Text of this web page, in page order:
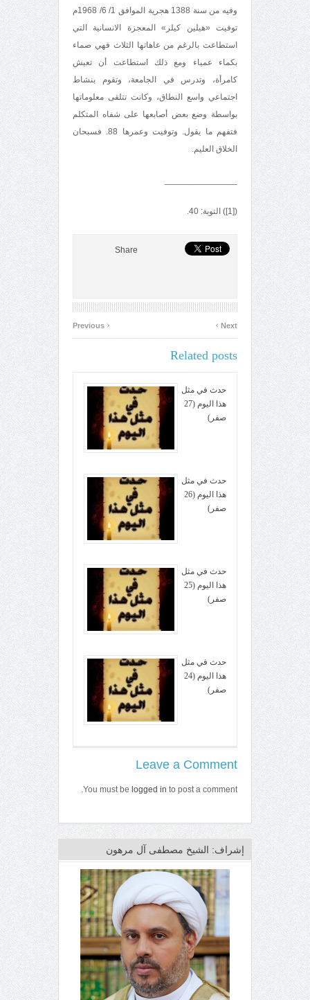
وفيه من سنة 1388 هجرية الموافق 1/ 6/ 1968م
توفيت «هيلين كيلر» المعجزة الانسانية التي
استطاعت بالرغم من عاهاتها الثلاث فهي صماء
بكماء عمياء ومع ذلك استطاعت أن تعيش
كامرأة، وتدرس في الجامعة، وتقوم بنشاط
اجتماعي واسع النطاق، وكانت تتلقى معلوماتها
بواسطة وضع بعض أصابعها على شفاه المتكلم
فتفهم ما يقول. وتوفيت وعمرها 88. فسبحان
الخلاق العليم.
([1]) التوبة: 40.
Share
‹ Next
›
Related posts
حدث في مثل
هذا اليوم (27
صفر)
حدث في مثل
هذا اليوم (26
صفر)
حدث في مثل
هذا اليوم (25
صفر)
حدث في مثل
هذا اليوم (24
صفر)
Leave a Comment
You must be logged in to post a comment.
إشراف: الشيخ مصطفى آل مرهون